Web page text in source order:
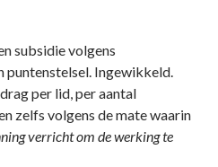
subsidie volgens
puntenstelsel. Ingewikkeld.
per lid, per aantal
zelfs volgens de mate waarin
verricht om de werking te